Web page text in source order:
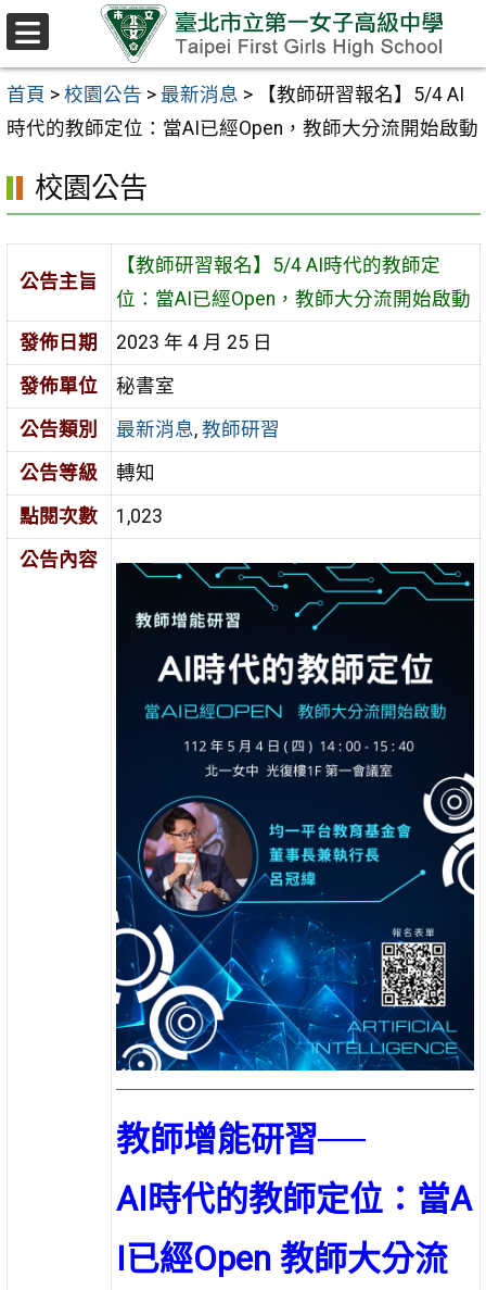
跳至主要內容區
首頁 > 校園公告 > 最新消息 >
【教師研習報名】5/4 AI
時代的教師定位：當AI已經Open，教師大分流開始啟動
校園公告
公告主旨
【教師研習報名】5/4 AI時代的教師定
位：當AI已經Open，教師大分流開始啟動
發佈日期
2023 年 4 月 25 日
發佈單位
秘書室
公告類別
最新消息, 教師研習
公告等級
轉知
點閱次數
1,023
公告內容
教師增能研習──
AI時代的教師定位：當A
I已經Open 教師大分流
選
單